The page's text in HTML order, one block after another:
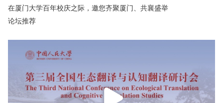
在厦门大学百年校庆之际，邀您齐聚厦门、共襄盛举
论坛推荐